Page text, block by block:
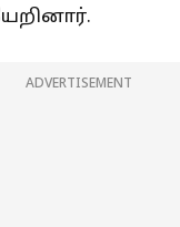
ADVERTISEMENT